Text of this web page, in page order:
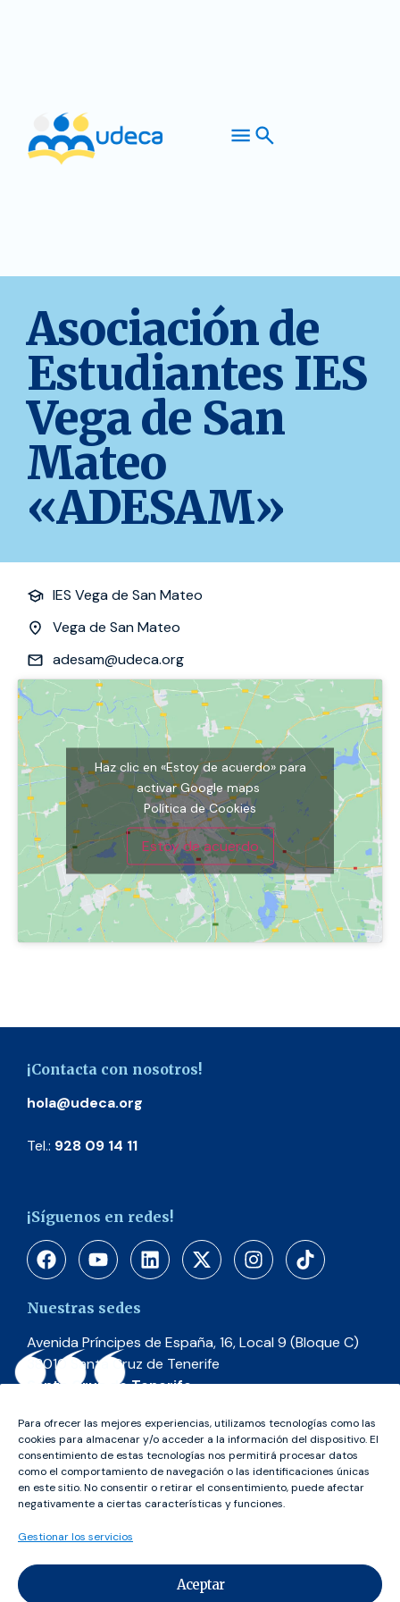
Para ofrecer las mejores experiencias, utilizamos tecnologías como las
cookies para almacenar y/o acceder a la información del dispositivo. El
consentimiento de estas tecnologías nos permitirá procesar datos
como el comportamiento de navegación o las identificaciones únicas
en este sitio. No consentir o retirar el consentimiento, puede afectar
negativamente a ciertas características y funciones.
Gestionar los servicios
Aceptar
Asociación de
Estudiantes IES
Vega de San
Mateo
«ADESAM»
IES Vega de San Mateo
Vega de San Mateo
adesam@udeca.org
Haz clic en «Estoy de acuerdo» para
activar Google maps
Política de Cookies
Estoy de acuerdo
¡Contacta con nosotros!
hola@udeca.org
Tel.: 928 09 14 11
¡Síguenos en redes!
Nuestras sedes
Avenida Príncipes de España, 16, Local 9 (Bloque C)
38010 Santa Cruz de Tenerife
Santa Cruz de Tenerife
C/ Dr. Alberto García Ibáñez, 2
35011 Las Palmas de Gran Canaria
Las Palmas